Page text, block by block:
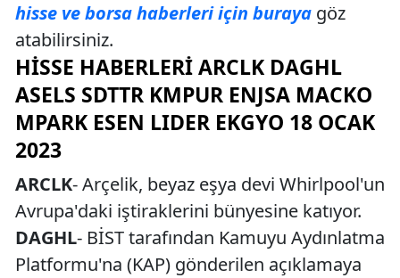
hisse ve borsa haberleri için buraya göz
atabilirsiniz.
HISSE HABERLERI ARCLK DAGHL
ASELS SDTTR KMPUR ENJSA MACKO
MPARK ESEN LIDER EKGYO 18 OCAK
2023
ARCLK- Arçelik, beyaz eşya devi Whirlpool'un
Avrupa'daki iştiraklerini bünyesine katıyor.
DAGHL- BİST tarafından Kamuyu Aydınlatma
Platformu'na (KAP) gönderilen açıklamaya